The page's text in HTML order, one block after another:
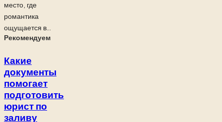
место, где
романтика
ощущается в...
Рекомендуем
Какие
документы
помогает
подготовить
юрист по
заливу